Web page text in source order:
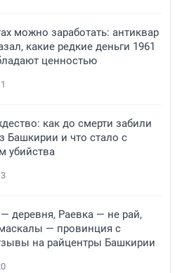
можно заработать: антиквар
какие редкие деньги 1961
ценностью
как до смерти забили
Башкирии и что стало с
убийства
деревня, Раевка — не рай,
— провинция с
на райцентры Башкирии